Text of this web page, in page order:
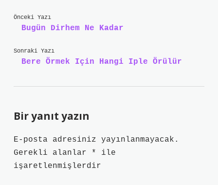
Önceki Yazı
Bugün Dirhem Ne Kadar
Sonraki Yazı
Bere Örmek Için Hangi Iple Örülür
Bir yanıt yazın
E-posta adresiniz yayınlanmayacak.
Gerekli alanlar
*
ile
işaretlenmişlerdir